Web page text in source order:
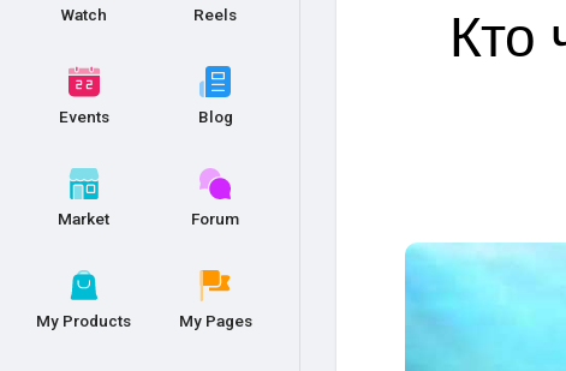
Watch Reels
Events Blog
Market Forum
My Products My Pages
Кто